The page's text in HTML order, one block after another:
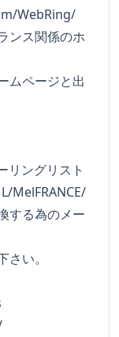
WebRing/
ス関係のホ
ページと出
ングリスト
る為のメー
い。